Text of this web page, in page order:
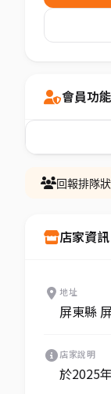
回報排隊
店家資訊
地址
屏東縣
店家說明
於2025
會員功能